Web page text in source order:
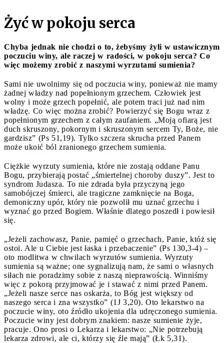
Żyć w pokoju serca
Chyba jednak nie chodzi o to, żebyśmy żyli w ustawicznym
poczuciu winy, ale raczej w radości, w pokoju serca? Co
więc możemy zrobić z naszymi wyrzutami sumienia?
Sami nie uwolnimy się od poczucia winy, ponieważ nie mamy
żadnej władzy nad popełnionym grzechem. Człowiek jest
wolny i może grzech popełnić, ale potem traci już nad nim
władzę. Co więc można zrobić? Powierzyć się Bogu wraz z
popełnionym grzechem z całym zaufaniem. „Moją ofiarą jest
duch skruszony, pokornym i skruszonym sercem Ty, Boże, nie
gardzisz” (Ps 51,19). Tylko szczera skrucha przed Panem
może ukoić ból zranionego grzechem sumienia.
Ciężkie wyrzuty sumienia, które nie zostają oddane Panu
Bogu, przybierają postać „śmiertelnej choroby duszy”. Jest to
syndrom Judasza. To nie zdrada była przyczyną jego
samobójczej śmierci, ale tragiczne zamknięcie na Boga,
demoniczny upór, który nie pozwolił mu uznać grzechu i
wyznać go przed Bogiem. Właśnie dlatego poszedł i powiesił
się.
„Jeżeli zachowasz, Panie, pamięć o grzechach, Panie, któż się
ostoi. Ale u Ciebie jest łaska i przebaczenie” (Ps 130,3-4) –
oto modlitwa w chwilach wyrzutów sumienia. Wyrzuty
sumienia są ważne; one sygnalizują nam, że sami o własnych
siłach nie poradzimy sobie z naszą nieprawością. Winniśmy
więc z pokorą przyjmować je i stawać z nimi przed Panem.
„Jeżeli nasze serce nas oskarża, to Bóg jest większy od
naszego serca i zna wszystko” (1J 3,20). Oto lekarstwo na
poczucie winy, oto źródło ukojenia dla udręczonego sumienia.
Poczucie winy jest dobrym znakiem: nasze sumienie żyje,
pracuje. Ono prosi o Lekarza i lekarstwo: „Nie potrzebują
lekarza zdrowi, ale ci, którzy się źle mają” (Łk 5,31).